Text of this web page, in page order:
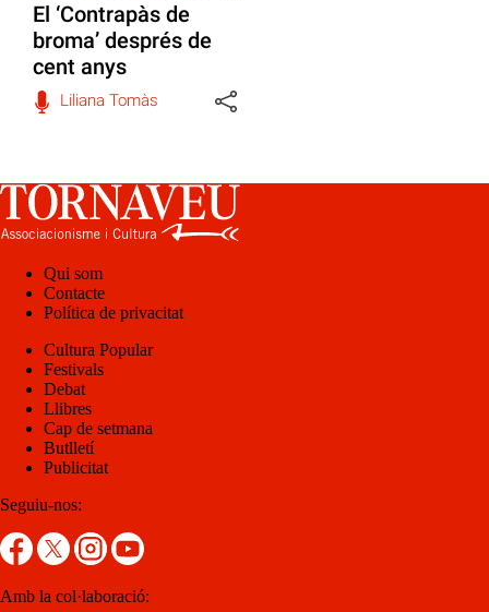
El ‘Contrapàs de
broma’ després de
cent anys
Liliana Tomàs
Qui som
Contacte
Política de privacitat
Cultura Popular
Festivals
Debat
Llibres
Cap de setmana
Butlletí
Publicitat
Seguiu-nos:
Amb la col·laboració: